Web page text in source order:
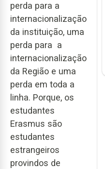
perda para a
internacionalização
da instituição, uma
perda para a
internacionalização
da Região e uma
perda em toda a
linha. Porque, os
estudantes
Erasmus são
estudantes
estrangeiros
provindos de